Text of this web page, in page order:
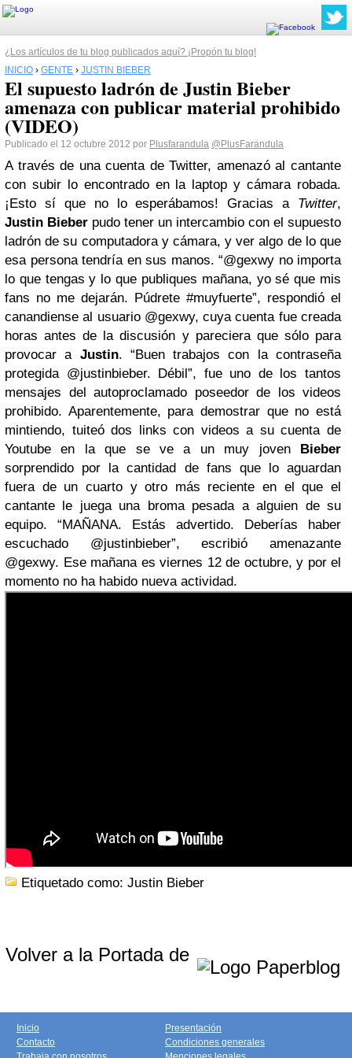
¿Los artículos de tu blog publicados aquí? ¡Propón tu blog!
INICIO › GENTE › JUSTIN BIEBER
El supuesto ladrón de Justin Bieber
amenaza con publicar material prohibido
(VIDEO)
Publicado el 12 octubre 2012 por Plusfarandula @PlusFarandula
A través de una cuenta de Twitter, amenazó al cantante
con subir lo encontrado en la laptop y cámara robada.
¡Esto sí que no lo esperábamos!
Gracias a Twitter,
Justin Bieber pudo tener un intercambio con el supuesto
ladrón de su computadora y cámara, y ver algo de lo que
esa persona tendría en sus manos. “@gexwy no importa
lo que tengas y lo que publiques mañana, yo sé que mis
fans no me dejarán. Púdrete #muyfuerte”, respondió el
canandiense al usuario @gexwy, cuya cuenta fue creada
horas antes de la discusión y pareciera que sólo para
provocar a Justin. “Buen trabajos con la contraseña
protegida @justinbieber. Débil”, fue uno de los tantos
mensajes del autoproclamado poseedor de los videos
prohibido. Aparentemente, para demostrar que no está
mintiendo, tuiteó dos links con videos a su cuenta de
Youtube en la que se ve a un muy joven Bieber
sorprendido por la cantidad de fans que lo aguardan
fuera de un cuarto y otro más reciente en el que el
cantante le juega una broma pesada a alguien de su
equipo.
“MAÑANA. Estás advertido. Deberías haber
escuchado @justinbieber”, escribió amenazante
@gexwy. Ese mañana es viernes 12 de octubre, y por el
momento no ha habido nueva actividad.
Etiquetado como: Justin Bieber
Volver a la Portada de
Inicio
Contacto
Presentación
Condiciones generales